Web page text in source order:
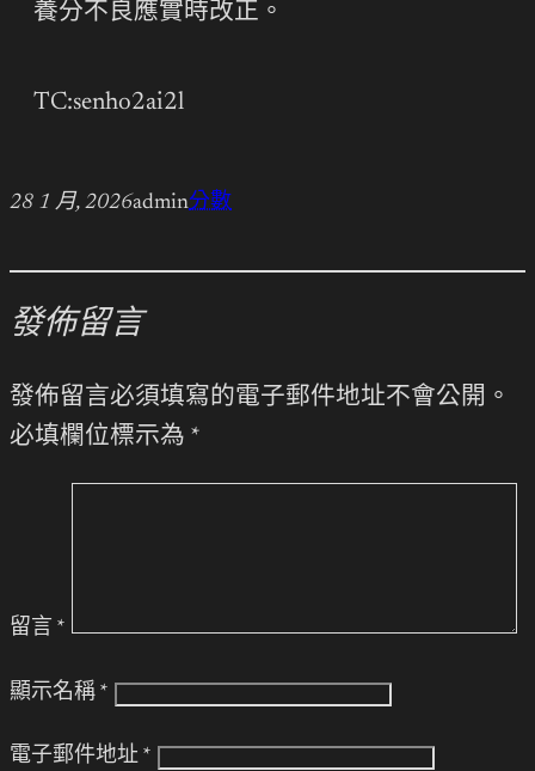
養分不良應實時改正。
TC:senho2ai2l
28 1 月, 2026admin分數
發佈留言
發佈留言必須填寫的電子郵件地址不會公開。
必填欄位標示為 *
留言 *
顯示名稱 *
電子郵件地址 *